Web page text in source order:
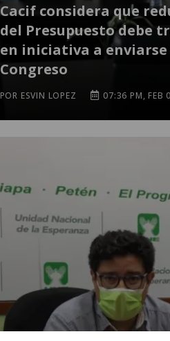
Cacif considera que
del Presupuesto debe
en iniciativa a enviarse
Congreso
POR ESVIN LOPEZ 07:36 PM, FEB